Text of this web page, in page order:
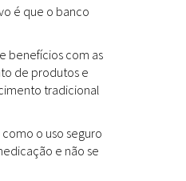
é que o banco
benefícios com as
de produtos e
tradicional
o uso seguro
e não se